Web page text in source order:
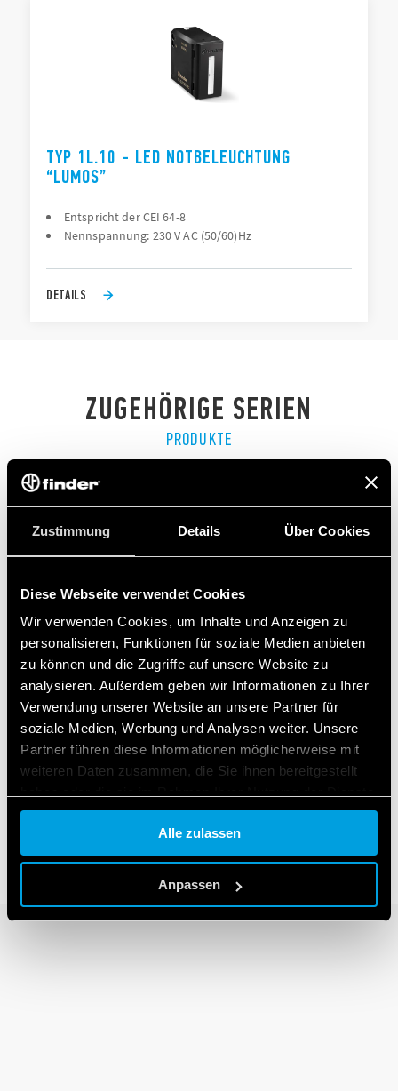
Zustimmung Details Über Cookies
Diese Webseite verwendet Cookies
Wir verwenden Cookies, um Inhalte und Anzeigen zu
personalisieren, Funktionen für soziale Medien anbieten
zu können und die Zugriffe auf unsere Website zu
analysieren. Außerdem geben wir Informationen zu Ihrer
Verwendung unserer Website an unsere Partner für
soziale Medien, Werbung und Analysen weiter. Unsere
Partner führen diese Informationen möglicherweise mit
weiteren Daten zusammen, die Sie ihnen bereitgestellt
gesammelt haben.
Cookie policy.
Alle zulassen
Anpassen
TYP 1L.10 - LED NOTBELEUCHTUNG
“LUMOS”
Entspricht der CEI 64-8
Nennspannung: 230 V AC (50/60)Hz
DETAILS
ZUGEHÖRIGE SERIEN
PRODUKTE
SERIE 14
Treppenhaus-Lichtautomat 16A